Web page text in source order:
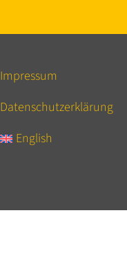
Impressum
Datenschutzerklärung
English